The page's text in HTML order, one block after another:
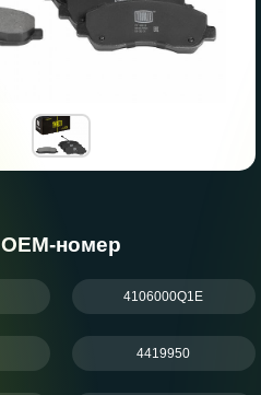
ОЕМ-номер
4106000Q1E
4419950